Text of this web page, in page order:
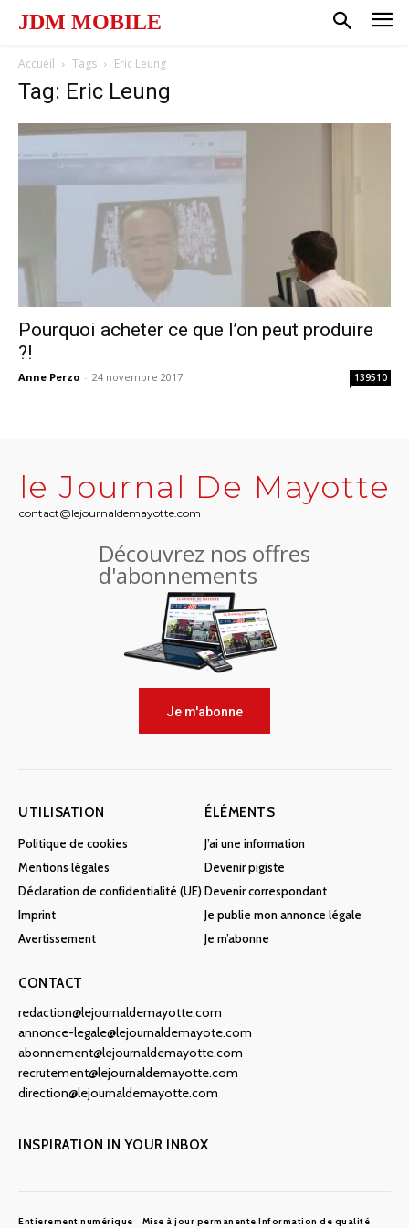
JDM MOBILE
Accueil Tags Eric Leung
Tag: Eric Leung
Pourquoi acheter ce que l’on peut produire
?!
Anne Perzo - 24 novembre 2017 139510
le Journal De Mayotte
contact@lejournaldemayotte.com
Découvrez nos offres
d'abonnements
Je m'abonne
UTILISATION
Politique de cookies
Mentions légales
Déclaration de confidentialité (UE)
Imprint
Avertissement
ÉLÉMENTS
J’ai une information
Devenir pigiste
Devenir correspondant
Je publie mon annonce légale
Je m’abonne
CONTACT
redaction@lejournaldemayotte.com
annonce-legale@lejournaldemayote.com
abonnement@lejournaldemayotte.com
recrutement@lejournaldemayotte.com
direction@lejournaldemayotte.com
INSPIRATION IN YOUR INBOX
Entierement numérique Mise à jour permanente Information de qualité